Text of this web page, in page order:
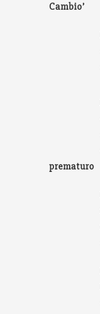
Cambio’
prematuro